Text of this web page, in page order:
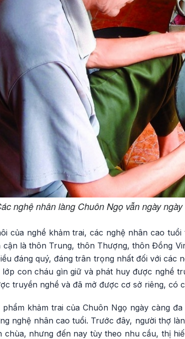
nghệ nhân làng Chuôn Ngọ vẫn ngày
của nghề khảm trai, các nghệ nhân cao
cận là thôn Trung, thôn Thượng, thôn Đồng
đáng quý, đáng trân trọng nhất đối với các
lớp con cháu gìn giữ và phát huy được nghề
truyền nghề và đã mở được cơ sở riêng, có
phẩm khảm trai của Chuôn Ngọ ngày càng
nghệ nhân cao tuổi. Trước đây, người thợ
chùa, nhưng đến nay tùy theo nhu cầu, thị